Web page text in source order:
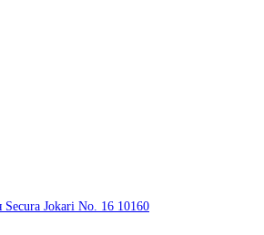
Secura Jokari No. 16 10160